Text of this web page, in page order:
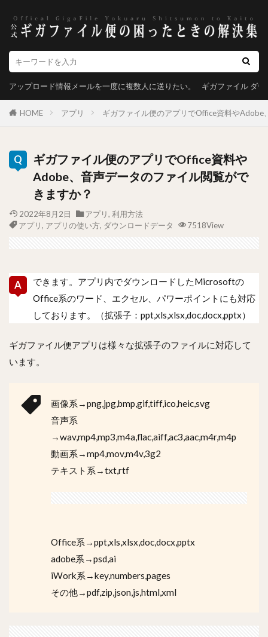
アップロード情報メールを一度に複数人に送りたい。 ギガファイル ダ
HOME アプリ ギガファイル便のアプリでOffice資料や
ギガファイル便のアプリでOffice資料や
Adobe、音声データのファイル閲覧がで
きますか？
2022年8月2日 アプリ, 利用方法
アプリ, アプリの使い方, ダウンロードデータ 7518View
できます。アプリ内でダウンロードしたMicrosoftの
Office系のワード、エクセル、パワーポイントにも対応
しております。（拡張子：ppt,xls,xlsx,doc,docx,pptx）
ギガファイル便アプリは様々な拡張子のファイルに対応して
います。
画像系→png,jpg,bmp,gif,tiff,ico,heic,svg
音声系
→wav,mp4,mp3,m4a,flac,aiff,ac3,aac,m4r,m4p
動画系→mp4,mov,m4v,3g2
テキスト系→txt,rtf
Office系→ppt,xls,xlsx,doc,docx,pptx
adobe系→psd,ai
iWork系→key,numbers,pages
その他→pdf,zip,json,js,html,xml